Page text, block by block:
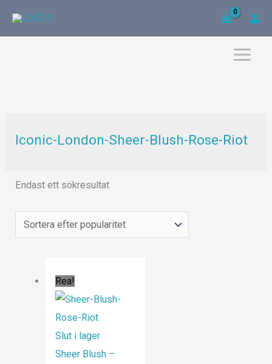
Iconic-London-Sheer-Blush-Rose-Riot
Endast ett sökresultat
Rea!
Slut i lager
Sheer Blush –
ursprungliga
priset
var:
325.00 kr.
priset
är:
219.00 kr.